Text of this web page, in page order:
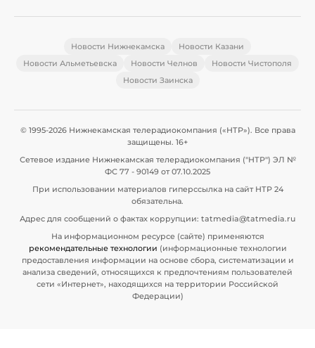
Новости Нижнекамска
Новости Казани
Новости Альметьевска
Новости Челнов
Новости Чистополя
Новости Заинска
© 1995-2026 Нижнекамская телерадиокомпания («НТР»). Все права
защищены. 16+
Сетевое издание Нижнекамская телерадиокомпания ("НТР") ЭЛ №
ФС 77 - 90149 от 07.10.2025
При использовании материалов гиперссылка на сайт НТР 24
обязательна.
Адрес для сообщений о фактах коррупции: tatmedia@tatmedia.ru
На информационном ресурсе (сайте) применяются
рекомендательные технологии (информационные технологии
предоставления информации на основе сбора, систематизации и
анализа сведений, относящихся к предпочтениям пользователей
сети «Интернет», находящихся на территории Российской
Федерации)